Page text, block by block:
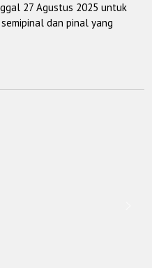
27 Agustus 2025 untuk
dan pinal yang